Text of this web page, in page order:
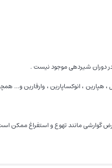
دوران شیردهی موجود نیست .
، انوکساپارین ، وارفارین و…
گوارشی مانند تهوع و استفراغ ممکن